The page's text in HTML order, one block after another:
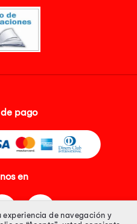
pago
en
de navegación y